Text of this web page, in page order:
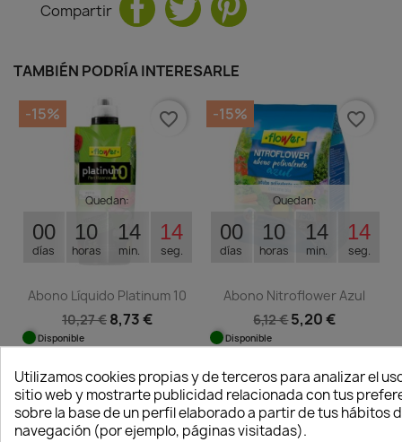
Compartir
TAMBIÉN PODRÍA INTERESARLE
Quedan:
00
días
10
horas
14
min.
13
seg.
Abono Líquido Platinum 10
10,27 € 8,73 €
Disponible
-15% favorite_border
Quedan:
00
días
10
horas
14
min.
13
seg.
Abono Nitroflower Azul
6,12 €5,20 €
Disponible
-15% favorite_border
-15% favorite_border -15% favorite_border
Utilizamos cookies propias y de terceros para analizar el
sitio web y mostrarte publicidad relacionada con tus
sobre la base de un perfil elaborado a partir de tus hábitos
navegación (por ejemplo, páginas visitadas).